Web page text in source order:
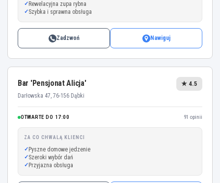
Rewelacyjna zupa rybna
Szybka i sprawna obsługa
Zadzwoń Nawiguj
Bar 'Pensjonat Alicja'
Darłowska 47, 76-156 Dąbki
★ 4.5
OTWARTE DO 17:00 91 opinii
ZA CO CHWALĄ KLIENCI
Pyszne domowe jedzenie
Szeroki wybór dań
Przyjazna obsługa